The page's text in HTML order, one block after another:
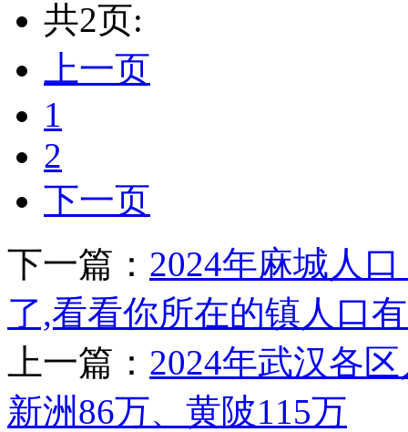
共2页:
上一页
1
2
下一页
下一篇： 2024年麻城人
了,看看你所在的镇人口
上一篇： 2024年武汉各
新洲86万、黄陂115万